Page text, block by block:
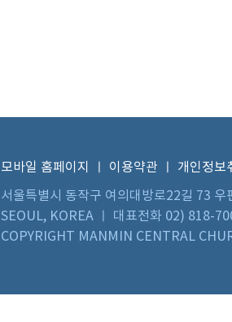
모바일 홈페이지 이용약관
개인정보
서울특별시 동작구 여의대방로22길 73
SEOUL, KOREA ㅣ 대표전화 02) 818-
COPYRIGHT MANMIN CENTRAL